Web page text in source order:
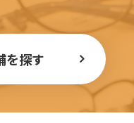
を探す